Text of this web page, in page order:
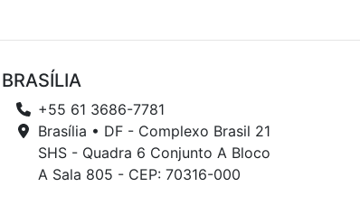
BRASÍLIA
+55 61 3686-7781
Brasília • DF - Complexo Brasil 21
SHS - Quadra 6 Conjunto A Bloco
A Sala 805 - CEP: 70316-000